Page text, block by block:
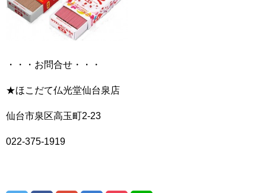
・・・お問合せ・・・
★ほこだて仏光堂仙台泉店
仙台市泉区高玉町2-23
022-375-1919